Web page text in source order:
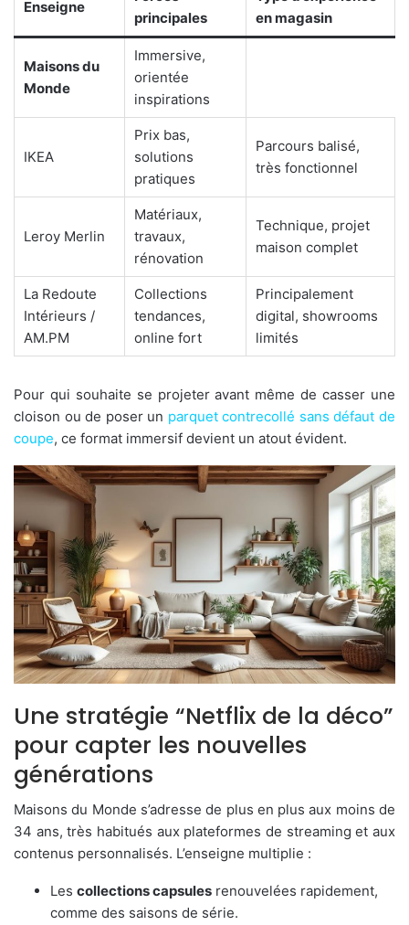
Enseigne
principales
en magasin
Maisons du
Monde
Immersive,
orientée
inspirations
IKEA
Prix bas,
solutions
pratiques
Parcours balisé,
très fonctionnel
Leroy Merlin
Matériaux,
travaux,
rénovation
Technique, projet
maison complet
La Redoute
Intérieurs /
AM.PM
Collections
tendances,
online fort
Principalement
digital, showrooms
limités
Pour qui souhaite se projeter avant même de casser une
cloison ou de poser un parquet contrecollé sans défaut de
coupe, ce format immersif devient un atout évident.
Une stratégie “Netflix de la déco”
pour capter les nouvelles
générations
Maisons du Monde s’adresse de plus en plus aux moins de
34 ans, très habitués aux plateformes de streaming et aux
contenus personnalisés. L’enseigne multiplie :
Les collections capsules renouvelées rapidement,
comme des saisons de série.